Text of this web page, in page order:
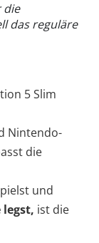
die
das reguläre
5 Slim
Nintendo-
die
und
ist die